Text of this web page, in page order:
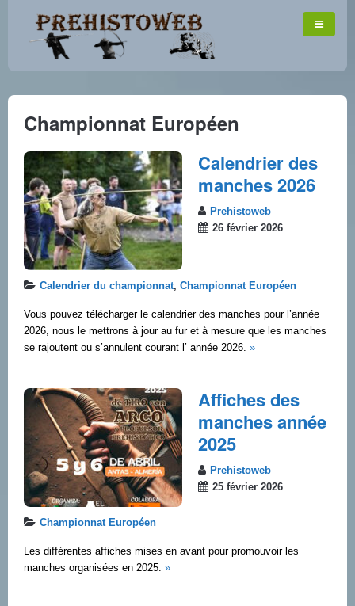
Championnat Européen
Calendrier des
manches 2026
Prehistoweb
26 février 2026
Calendrier du championnat, Championnat Européen
Vous pouvez télécharger le calendrier des manches pour l’année
2026, nous le mettrons à jour au fur et à mesure que les manches
se rajoutent ou s’annulent courant l’ année 2026. »
Affiches des
manches année
2025
Prehistoweb
25 février 2026
Championnat Européen
Les différentes affiches mises en avant pour promouvoir les
manches organisées en 2025. »